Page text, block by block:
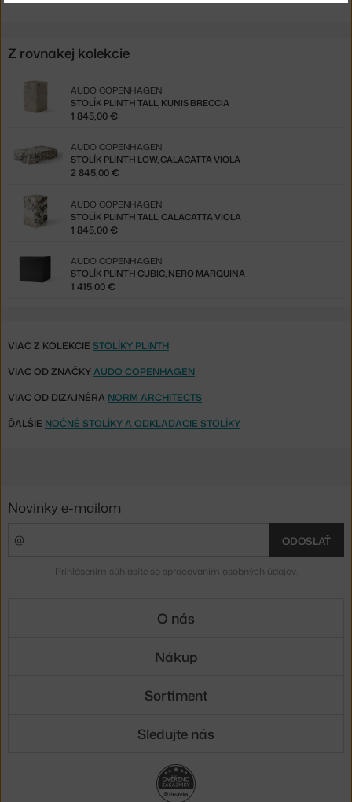
Z rovnakej kolekcie
STOLÍK PLINTH TALL, KUNIS BRECCIA
AUDO COPENHAGEN
1 845,00 €
STOLÍK PLINTH LOW, CALACATTA VIOLA
AUDO COPENHAGEN
2 845,00 €
STOLÍK PLINTH TALL, CALACATTA VIOLA
AUDO COPENHAGEN
1 845,00 €
STOLÍK PLINTH CUBIC, NERO MARQUINA
AUDO COPENHAGEN
1 415,00 €
VIAC Z KOLEKCIE STOLÍKY PLINTH
VIAC OD ZNAČKYAUDO COPENHAGEN
VIAC OD DIZAJNÉRA NORM ARCHITECTS
ĎALŠIE NOČNÉ STOLÍKY A ODKLADACIE STOLÍKY
Novinky e-mailom
ODOSLAŤ
Prihlásením súhlasíte so spracovaním osobných údajov.
O nás
Nákup
Sortiment
Sledujte nás